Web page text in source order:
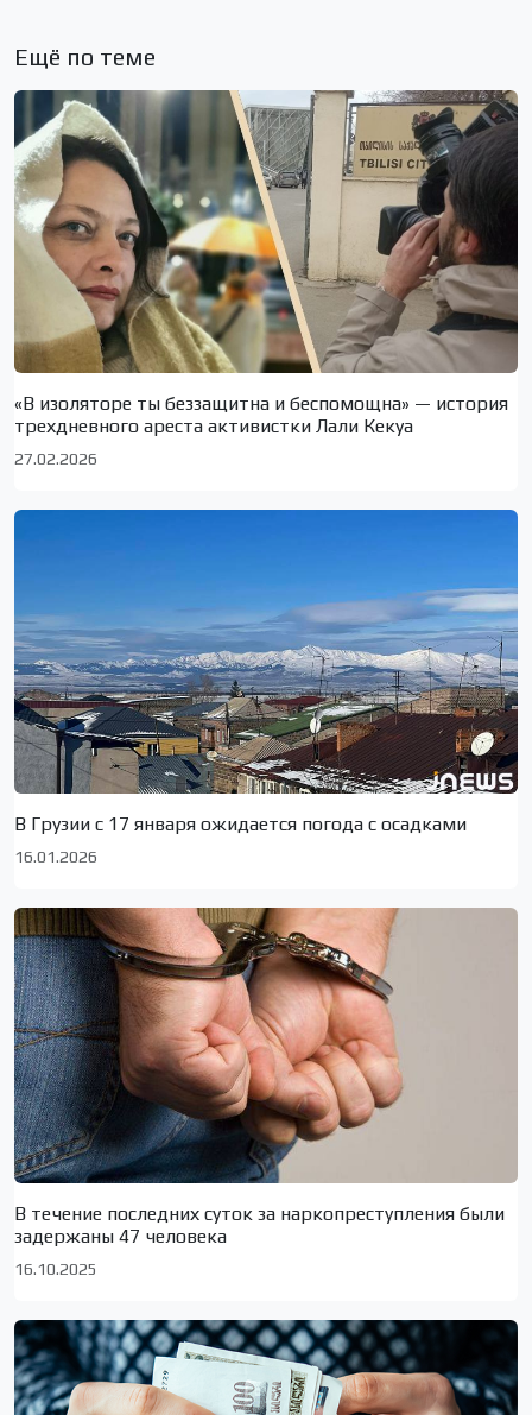
Ещё по теме
«В изоляторе ты беззащитна и беспомощна» — история
трехдневного ареста активистки Лали Кекуа
27.02.2026
В Грузии с 17 января ожидается погода с осадками
16.01.2026
В течение последних суток за наркопреступления были
задержаны 47 человека
16.10.2025